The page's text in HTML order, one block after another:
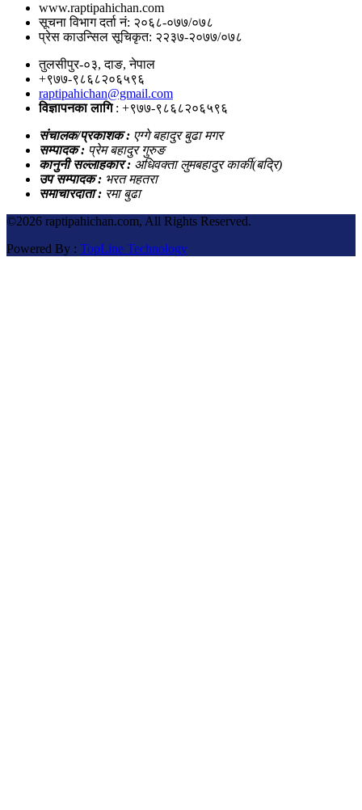
www.raptipahichan.com
सूचना विभाग दर्ता नं: २०६८-०७७/०७८
प्रेस काउन्सिल सूचिकृत: २२३७-२०७७/०७८
तुलसीपुर-०३, दाङ, नेपाल
+९७७-९८६८२०६५९६
raptipahichan@gmail.com
विज्ञापनका लागि: +९७७-९८६८२०६५९६
संचालक/प्रकाशक : एग्गे बहादुर बुढा मगर
सम्पादक : प्रेम बहादुर गुरुङ
कानुनी सल्लाहकार : अधिवक्ता लुमबहादुर कार्की(बद्रि)
उप सम्पादक : भरत महतरा
समाचारदाता : रमा बुढा
©2026 raptipahichan.com, All Rights Reserved.
Powered By : TopLine Technology